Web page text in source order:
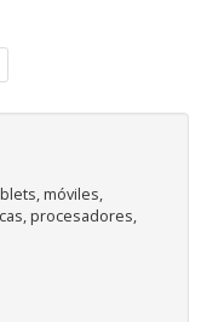
móviles,
procesadores,